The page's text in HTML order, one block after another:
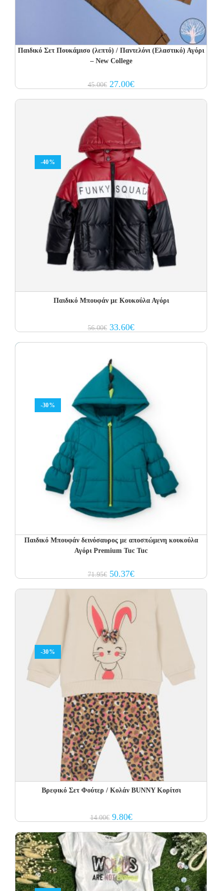
Παιδικό Σετ Πουκάμισο (λεπτό) / Παντελόνι (Ελαστικό) Αγόρι
– New College
45.00€ Original
price
27.00€Current
price
-40%
Παιδικό Μπουφάν με Κουκούλα Αγόρι
56.00€ Original
price
33.60€Current
price
-30%
Παιδικό Μπουφάν δεινόσαυρος με αποσπώμενη κουκούλα
Αγόρι Premium Tuc Tuc
71.95€ Original
price
50.37€Current
price
-30%
Βρεφικό Σετ Φούτερ / Κολάν BUNNY Κορίτσι
14.00€ Original
price
14.00€.
9.80€Current
price
9.80€.